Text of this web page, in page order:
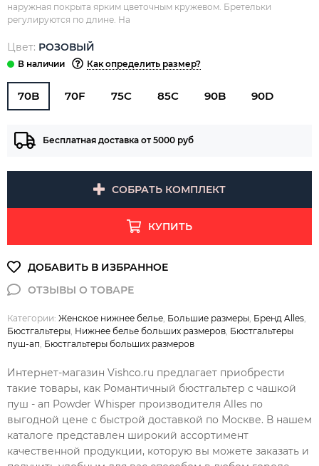
наружная покрыта ярким цветочным кружевом. Бретельки
регулируются по длине. На
Цвет: РОЗОВЫЙ
Как определить размер?
70B 70F 75C 85C 90B 90D
Бесплатная доставка от 5000 руб
СОБРАТЬ КОМПЛЕКТ
КУПИТЬ
Категории: Женское нижнее белье Большие размеры Бренд Alles
Бюстгальтеры Нижнее белье больших размеров Бюстгальтеры
пуш-ап Бюстгальтеры больших размеров
Интернет-магазин Vishco.ru предлагает приобрести
такие товары, как Романтичный бюстгальтер с чашкой
пуш - ап Powder Whisper производителя Alles по
выгодной цене с быстрой доставкой по Москве. В нашем
каталоге представлен широкий ассортимент
качественной продукции, которую вы можете заказать и